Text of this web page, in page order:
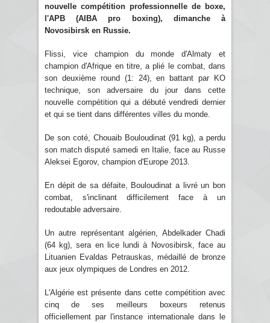
nouvelle compétition professionnelle de boxe,
l'APB (AIBA pro boxing), dimanche à
Novosibirsk en Russie.
Flissi, vice champion du monde d'Almaty et
champion d'Afrique en titre, a plié le combat, dans
son deuxième round (1: 24), en battant par KO
technique, son adversaire du jour dans cette
nouvelle compétition qui a débuté vendredi dernier
et qui se tient dans différentes villes du monde.
De son coté, Chouaib Bouloudinat (91 kg), a perdu
son match disputé samedi en Italie, face au Russe
Aleksei Egorov, champion d'Europe 2013.
En dépit de sa défaite, Bouloudinat a livré un bon
combat, s'inclinant difficilement face à un
redoutable adversaire.
Un autre représentant algérien, Abdelkader Chadi
(64 kg), sera en lice lundi à Novosibirsk, face au
Lituanien Evaldas Petrauskas, médaillé de bronze
aux jeux olympiques de Londres en 2012.
L'Algérie est présente dans cette compétition avec
cinq de ses meilleurs boxeurs retenus
officiellement par l'instance internationale dans le